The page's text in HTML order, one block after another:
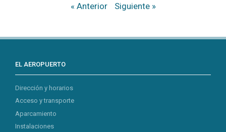
« Anterior Siguiente »
EL AEROPUERTO
Dirección y horarios
Acceso y transporte
Aparcamiento
Instalaciones